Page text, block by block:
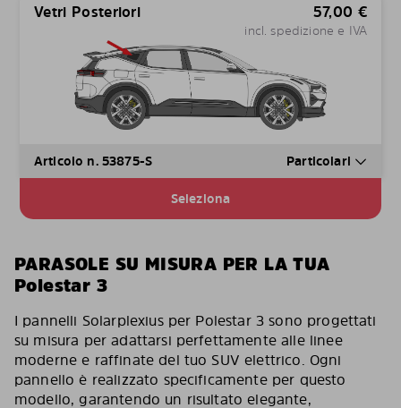
Vetri Posteriori 57,00 €
incl. spedizione e IVA
Articolo n. 53875-S Particolari
Seleziona
PARASOLE SU MISURA PER LA TUA
Polestar 3
I pannelli Solarplexius per Polestar 3 sono progettati
su misura per adattarsi perfettamente alle linee
moderne e raffinate del tuo SUV elettrico. Ogni
pannello è realizzato specificamente per questo
modello, garantendo un risultato elegante,